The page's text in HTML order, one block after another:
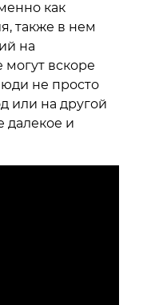
как
также в нем
на
могут вскоре
не просто
или на другой
далекое и